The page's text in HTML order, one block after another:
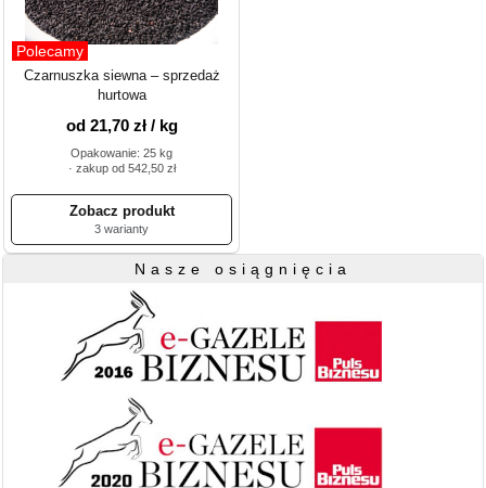
Polecamy
Czarnuszka siewna – sprzedaż
hurtowa
od 21,70 zł / kg
Opakowanie: 25 kg
· zakup od 542,50 zł
3 warianty
Nasze osiągnięcia